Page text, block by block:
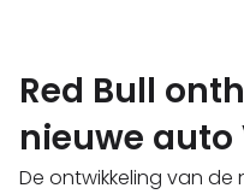
Red Bull
nieuwe
De ontwikkeling van de